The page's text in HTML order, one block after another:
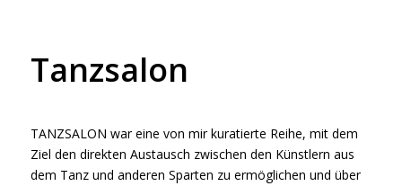
Tanzsalon
TANZSALON war eine von mir kuratierte Reihe, mit dem
Ziel den direkten Austausch zwischen den Künstlern aus
dem Tanz und anderen Sparten zu ermöglichen und über